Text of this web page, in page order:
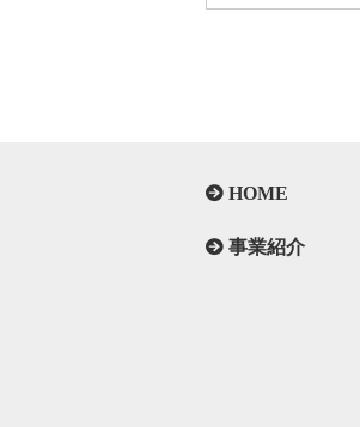
HOME
事業紹介